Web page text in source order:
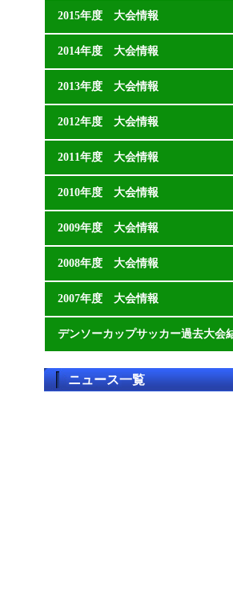
2015年度 大会情報
2014年度 大会情報
2013年度 大会情報
2012年度 大会情報
2011年度 大会情報
2010年度 大会情報
2009年度 大会情報
2008年度 大会情報
2007年度 大会情報
デンソーカップサッカー過去大会
ニュース一覧